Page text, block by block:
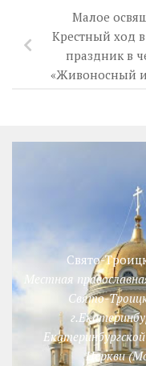
Малое
Крестный ход
праздник в
«Живоносный
Свято-
Местная
Свято-
Церкви